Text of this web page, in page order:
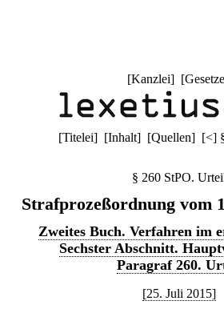
[Kanzlei] [Gesetze
[Titelei] [Inhalt] [Quellen] [<]
§ 260 StPO.
Strafprozeßordnung vom
Zweites Buch. Verfahren im
Sechster Abschnitt.
Paragraf 260.
[25. Juli 2015]